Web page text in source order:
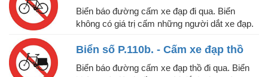
Biển báo đường cấm xe đạp đi qua. Biển
không có giá trị cấm những người dắt xe đạp.
Biển số P.110b. - Cấm xe đạp thồ
Biển báo đường cấm xe đạp thồ đi qua. Biển